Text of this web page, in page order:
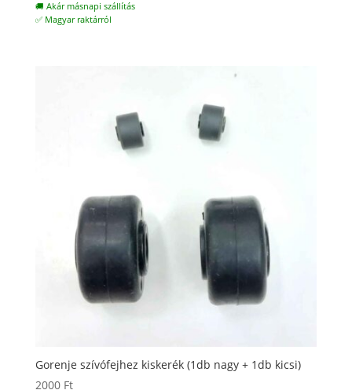
🚚 Akár másnapi szállítás
✅ Magyar raktárról
Gorenje szívófejhez kiskerék (1db nagy + 1db kicsi)
2000 Ft